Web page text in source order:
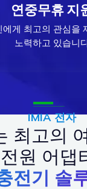
연중무휴 지
게 최고의 관심을
노력하고 있습니
IMIA 전자
최고의
원 어댑
전기 솔